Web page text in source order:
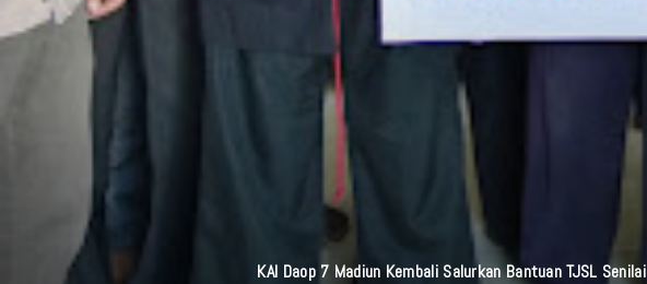
KAI Daop 7 Madiun Kembali Salurkan Bantuan TJSL